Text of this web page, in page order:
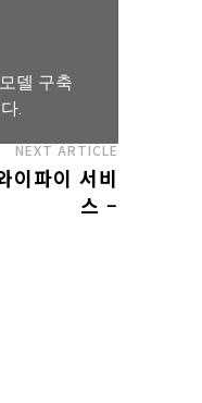
델 구축
.
NEXT ARTICLE
이파이 서비
스 –